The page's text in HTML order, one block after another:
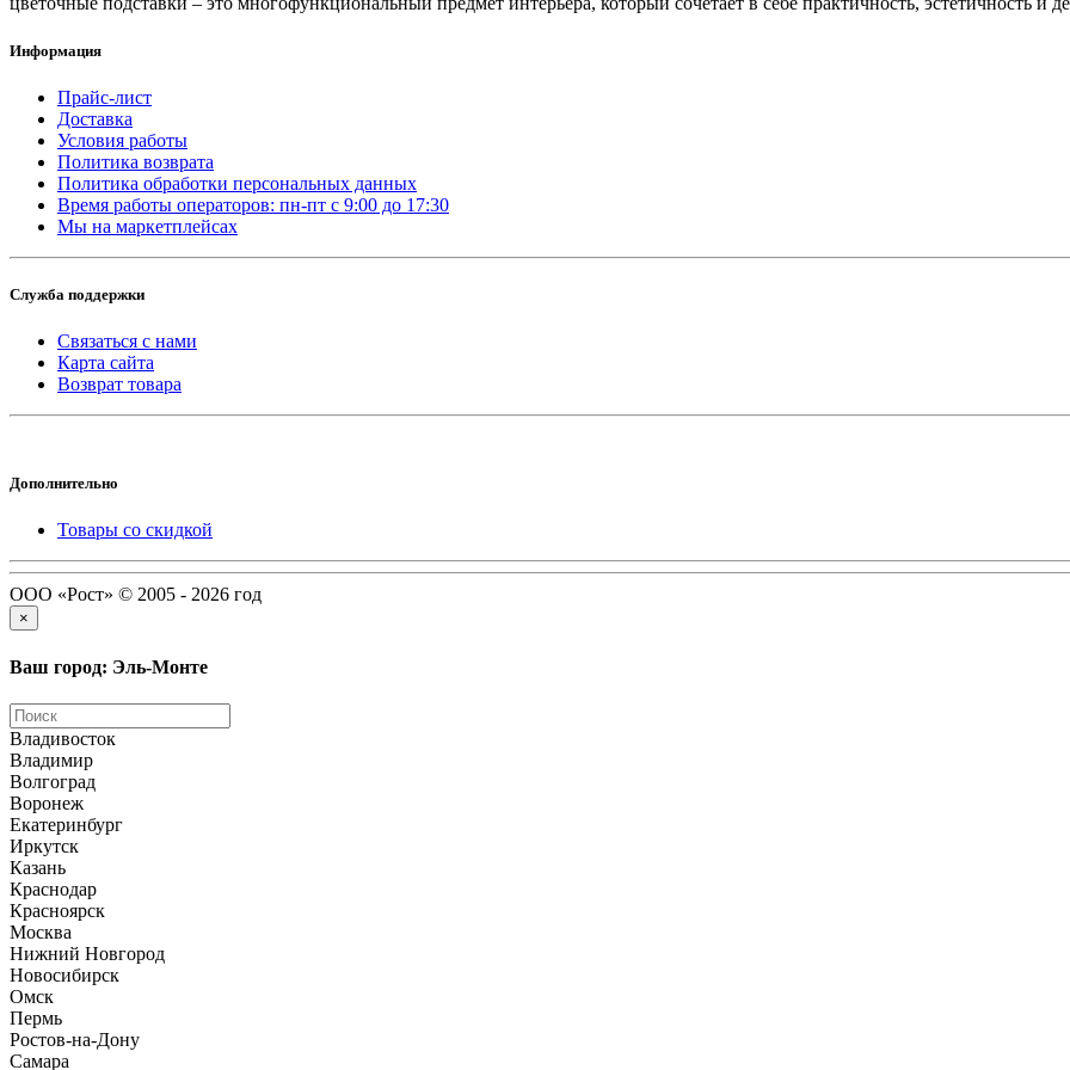
Информация
Прайс-лист
Доставка
Условия работы
Политика возврата
Политика обработки персональных данных
Время работы операторов: пн-пт с 9:00 до 17:30
Мы на маркетплейсах
Служба поддержки
Связаться с нами
Карта сайта
Возврат товара
Дополнительно
Товары со скидкой
ООО «Рост» © 2005 - 2026 год
×
Ваш город: Эль-Монте
Владивосток
Владимир
Волгоград
Воронеж
Екатеринбург
Иркутск
Казань
Краснодар
Красноярск
Москва
Нижний Новгород
Новосибирск
Омск
Пермь
Ростов-на-Дону
Самара